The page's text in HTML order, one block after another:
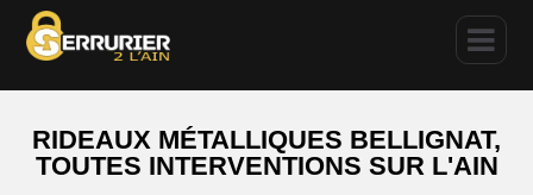
RIDEAUX MÉTALLIQUES BELLIGNAT,
TOUTES INTERVENTIONS SUR L'AIN